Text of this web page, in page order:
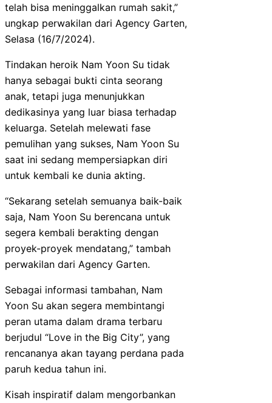
telah bisa meninggalkan rumah sakit,”
ungkap perwakilan dari Agency Garten,
Selasa (16/7/2024).
Tindakan heroik Nam Yoon Su tidak
hanya sebagai bukti cinta seorang
anak, tetapi juga menunjukkan
dedikasinya yang luar biasa terhadap
keluarga. Setelah melewati fase
pemulihan yang sukses, Nam Yoon Su
saat ini sedang mempersiapkan diri
untuk kembali ke dunia akting.
“Sekarang setelah semuanya baik-baik
saja, Nam Yoon Su berencana untuk
segera kembali berakting dengan
proyek-proyek mendatang,” tambah
perwakilan dari Agency Garten.
Sebagai informasi tambahan, Nam
Yoon Su akan segera membintangi
peran utama dalam drama terbaru
berjudul “Love in the Big City”, yang
rencananya akan tayang perdana pada
paruh kedua tahun ini.
Kisah inspiratif dalam mengorbankan